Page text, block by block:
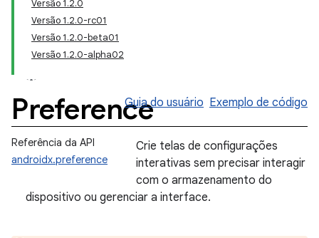
Versão 1.2.0
Versão 1.2.0-rc01
Versão 1.2.0-beta01
Versão 1.2.0-alpha02
PreferenceGuia do usuário Exemplo de código
Referência da API
androidx.preference
Crie telas de configurações
interativas sem precisar interagir
com o armazenamento do
dispositivo ou gerenciar a interface.